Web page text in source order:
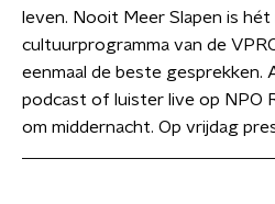
leven. Nooit Meer Slapen is
cultuurprogramma van de
eenmaal de beste gesprekken.
podcast of luister live op NPO
om middernacht. Op vrijdag